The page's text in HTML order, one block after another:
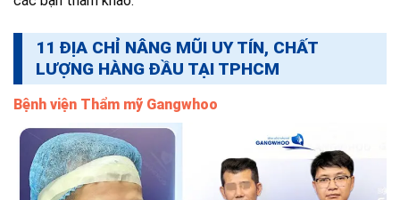
11 ĐỊA CHỈ NÂNG MŨI UY TÍN, CHẤT
LƯỢNG HÀNG ĐẦU TẠI TPHCM
Bệnh viện Thẩm mỹ Gangwhoo